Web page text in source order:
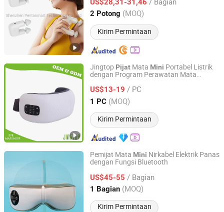
Perbaikan Otot Tubuh Setelah
Berolahraga
US$28,31-31,46
2 Potong (MOQ)
Kirim Permintaan
Guangdong, China Harga mulai 2023
Jingtop Pijat Mata Mini Portabel Listrik
dengan Program Perawatan Mata
US$13-19 / PC
1 PC (MOQ)
Kirim Permintaan
Fujian Jingtuo Health Technology Co., Ltd.
Fujian, China Harga mulai 2023
Pemijat Mata Mini Nirkabel Elektrik Panas
dengan Fungsi Bluetooth
US$45-55 / Bagian
1 Bagian (MOQ)
Kirim Permintaan
Xiamen Sun Lion Technology Co., Ltd.
Fujian, China Harga mulai 2018